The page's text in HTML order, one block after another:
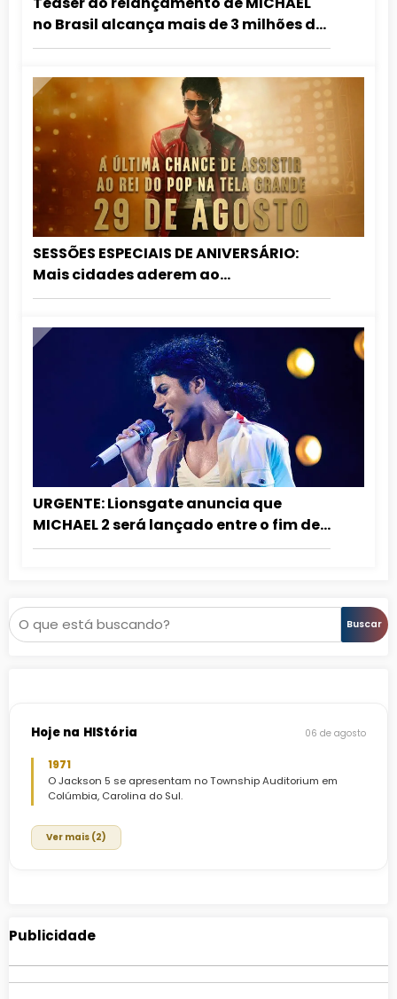
no Brasil alcança mais de 3 milhões de
visualizações em 24 horas
SESSÕES ESPECIAIS DE ANIVERSÁRIO:
Mais cidades aderem ao
relançamento de MICHAEL nos
URGENTE: Lionsgate anuncia que
MICHAEL 2 será lançado entre o fim de
2027 e o início de 2028!
Pesquisar Buscar
Hoje na HIStória 06 de agosto
1971
O Jackson 5 se apresentam no Township Auditorium em
Colúmbia, Carolina do Sul.
Ver mais (2)
Publicidade